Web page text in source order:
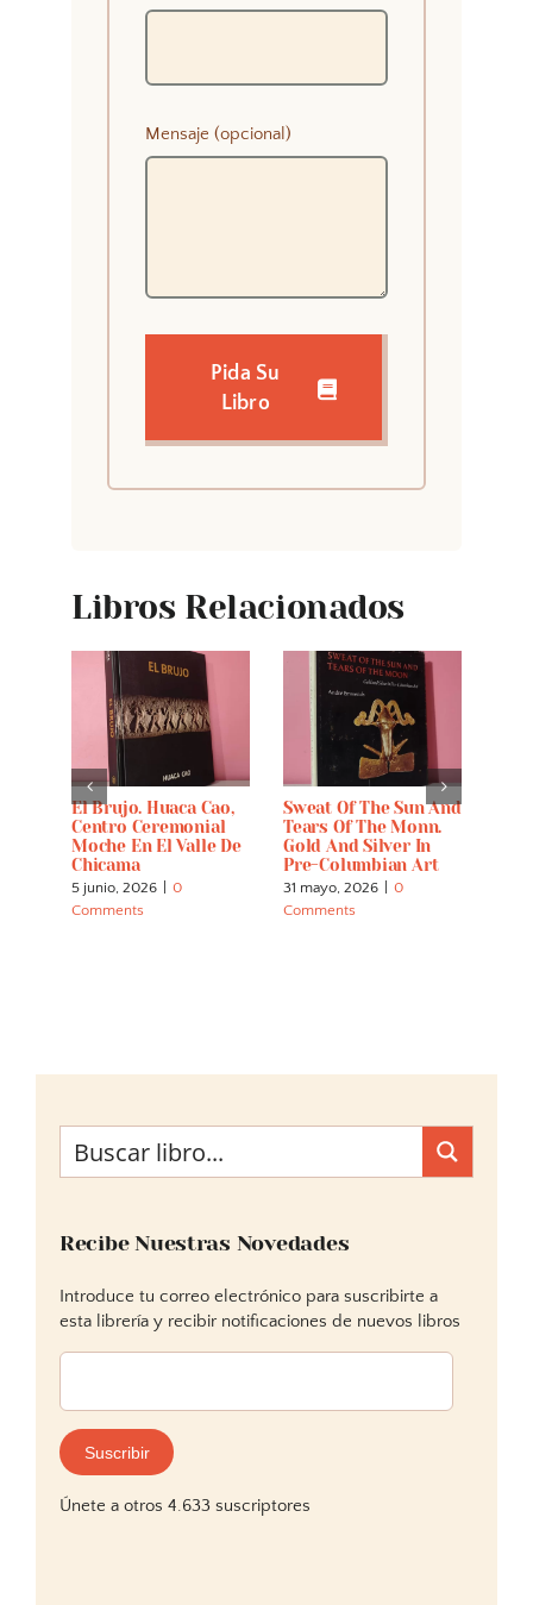
Mensaje (opcional)
Pida Su
Libro
Libros Relacionados
El Brujo. Huaca Cao,
Centro Ceremonial
Moche En El Valle De
Chicama
5 junio, 2026
0
Comments
Sweat Of The Sun And
Tears Of The Monn.
Gold And Silver In
Pre-Columbian Art
31 mayo, 2026
0
Comments
Recibe Nuestras Novedades
Introduce tu correo electrónico para suscribirte a
esta librería y recibir notificaciones de nuevos libros
Dirección
correo
electrónico:
Suscribir
Únete a otros 4.633 suscriptores